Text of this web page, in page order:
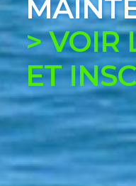
> VOIR
ET